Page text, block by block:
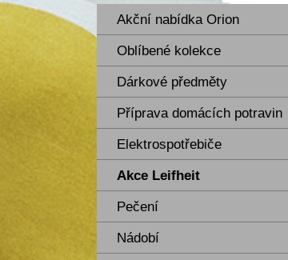
Akční nabídka Orion
Oblíbené kolekce
Dárkové předměty
Příprava domácích potravin
Elektrospotřebiče
Akce Leifheit
Pečení
Nádobí